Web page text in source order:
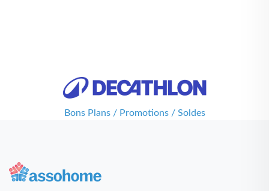
Bons Plans / Promotions / Soldes